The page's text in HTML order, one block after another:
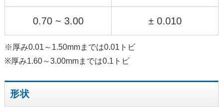
0.70 ~ 3.00 ± 0.010
※厚み0.01～1.50mmまでは0.01トビ
※厚み1.60～3.00mmまでは0.1トビ
形状